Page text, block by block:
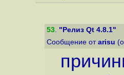
53. "Релиз Qt 4.8.1"
Сообщение от arisu